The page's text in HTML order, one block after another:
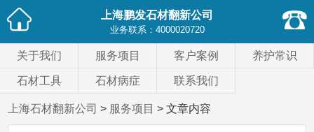
上海鹏发石材翻新公司
业务联系： 4000020720
关于我们 服务项目 客户案例 养护常识
石材工具 石材病症 联系我们
上海石材翻新公司 > 服务项目 > 文章内容